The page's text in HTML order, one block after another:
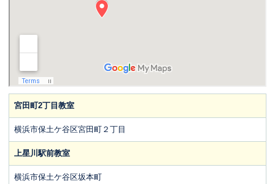
宮田町2丁目教室
横浜市保土ケ谷区宮田町２丁目
上星川駅前教室
横浜市保土ケ谷区坂本町